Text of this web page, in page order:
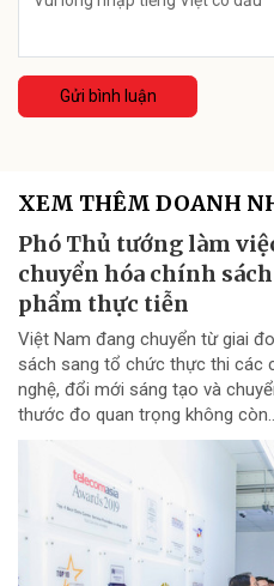
Gửi bình luận
XEM THÊM DOANH
Phó Thủ tướng làm
chuyển hóa chính
phẩm thực tiễn
Việt Nam đang chuyển từ giai
sách sang tổ chức thực thi các
nghệ, đổi mới sáng tạo và
thước đo quan trọng không